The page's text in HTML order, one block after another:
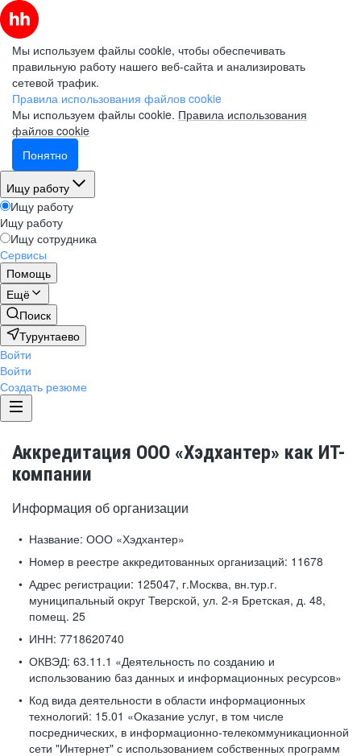
Мы используем файлы cookie, чтобы обеспечивать
правильную работу нашего веб-сайта и анализировать
сетевой трафик.
Правила использования файлов cookie
Мы используем файлы cookie. Правила использования
файлов cookie
Понятно
Ищу работу
Ищу работу
Ищу работу
Ищу сотрудника
Сервисы
Помощь
Ещё
Поиск
Турунтаево
Войти
Войти
Создать резюме
Аккредитация ООО «Хэдхантер» как ИТ-
компании
Информация об организации
Название: ООО «Хэдхантер»
Номер в реестре аккредитованных организаций: 11678
Адрес регистрации: 125047, г.Москва, вн.тур.г.
муниципальный округ Тверской, ул. 2-я Бретская, д. 48,
помещ. 25
ИНН: 7718620740
ОКВЭД: 63.11.1 «Деятельность по созданию и
использованию баз данных и информационных ресурсов»
Код вида деятельности в области информационных
технологий: 15.01 «Оказание услуг, в том числе
посреднических, в информационно-телекоммуникационной
сети "Интернет" с использованием собственных программ